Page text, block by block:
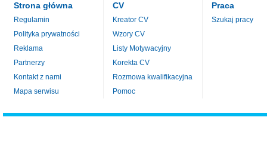
Strona główna
Regulamin
Polityka prywatności
Reklama
Partnerzy
Kontakt z nami
Mapa serwisu
CV
Kreator CV
Wzory CV
Listy Motywacyjny
Korekta CV
Rozmowa kwalifikacyjna
Pomoc
Praca
Szukaj pracy